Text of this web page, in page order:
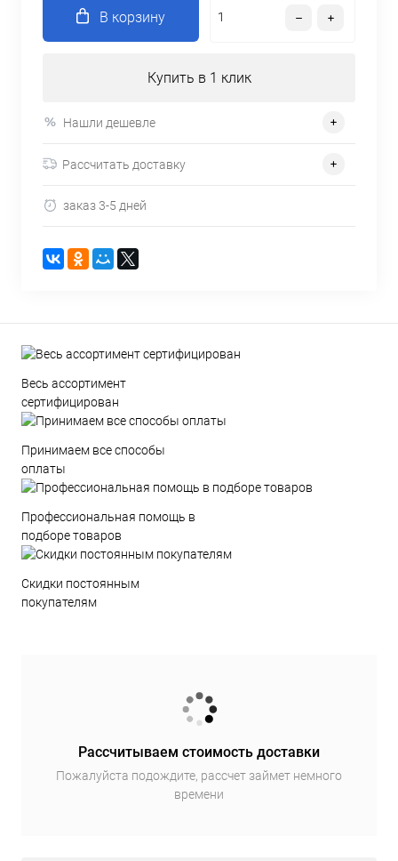
В корзину
Купить в 1 клик
Нашли дешевле
Рассчитать доставку
заказ 3-5 дней
Весь ассортимент
сертифицирован
Принимаем все способы
оплаты
Профессиональная помощь в
подборе товаров
Скидки постоянным
покупателям
Рассчитываем стоимость доставки
Пожалуйста подождите, рассчет займет немного
времени